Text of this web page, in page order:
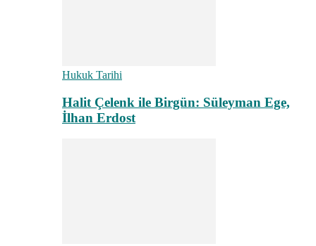
Hukuk Tarihi
Halit Çelenk ile Birgün: Süleyman Ege,
İlhan Erdost